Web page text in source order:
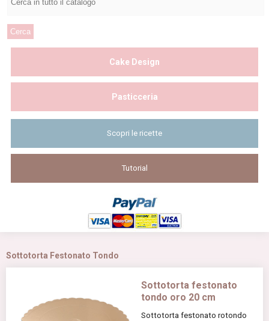
Cake Design
Pasticceria
Scopri le ricette
Tutorial
Sottotorta Festonato Tondo
Sottotorta festonato
tondo oro 20 cm
Sottotorta festonato rotondo